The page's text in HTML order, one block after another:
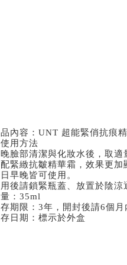
內容：UNT 超能緊俏抗痕
用方法
臉部清潔與化妝水後，取
緊緻抗皺精華霜，效果更加
早晚皆可使用。
後請鎖緊瓶蓋、放置於陰涼
：35ml
期限：3年，開封後請6個月
日期：標示於外盒